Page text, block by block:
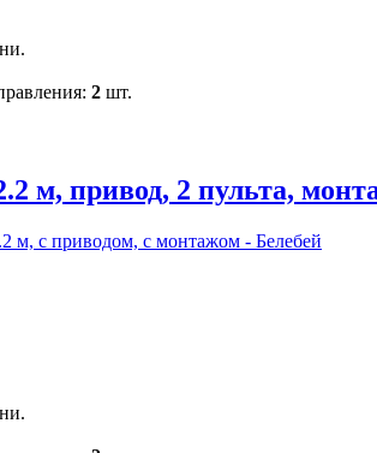
2 шт.
м, привод, 2 пульта,